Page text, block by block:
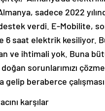
sadece 2022
verdi. E-Mobilite,
6 saat elektrik kesiliyor.
ve ihtimali yok. Buna
sorunlarımızı
gelip beraberce çalışması
karşılar